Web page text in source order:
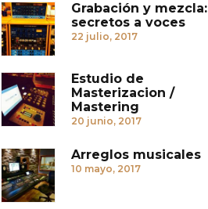
Grabación y mezcla:
secretos a voces
22 julio, 2017
Estudio de
Masterizacion /
Mastering
20 junio, 2017
Arreglos musicales
10 mayo, 2017